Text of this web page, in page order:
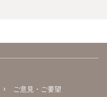
ご意見・ご要望